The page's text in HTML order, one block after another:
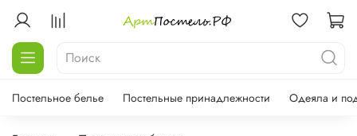
Постельное белье Постельные принадлежности Одеяла и